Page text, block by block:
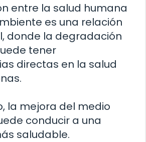
entre la salud humana
es una relación
donde la degradación
tener
directas en la salud
la mejora del medio
conducir a una
saludable.